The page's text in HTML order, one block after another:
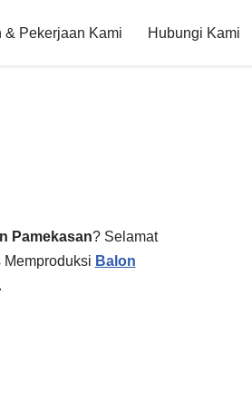
& Pekerjaan Kami Hubungi Kami
Pamekasan? Selamat
Balon